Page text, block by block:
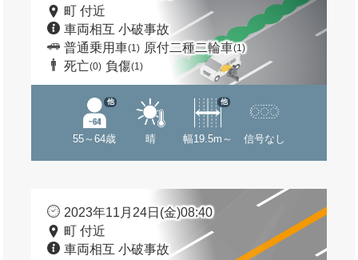
町 付近
車両相互 小破事故
普通乗用車(1) 原付二種二輪車(1)
死亡(0) 負傷(1)
55～64歳
他
晴 幅19.5m～
他
信号なし
2023年11月24日(金)08:40
町 付近
車両相互 小破事故